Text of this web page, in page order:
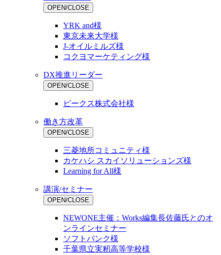
OPEN/CLOSE
YRK and様
東京未来大学様
J-オイルミルズ様
コクヨマーケティング様
DX推進リーダー
OPEN/CLOSE
ピークス株式会社様
働き方改革
OPEN/CLOSE
三菱地所コミュニティ様
カケハシ スカイソリューションズ様
Learning for All様
講演/セミナー
OPEN/CLOSE
NEWONE主催：Works編集長佐藤氏とのオ
ンラインセミナー
ソフトバンク様
千葉県立実籾高等学校様